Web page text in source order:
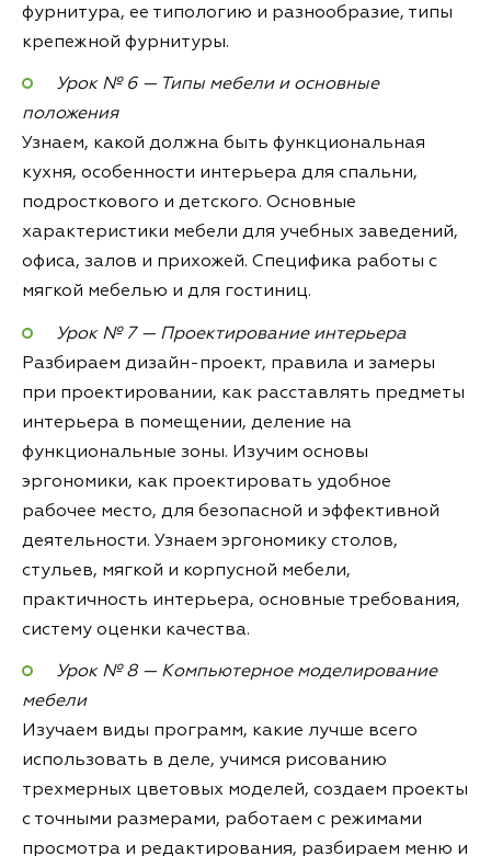
фурнитура, ее типологию и разнообразие, типы
крепежной фурнитуры.
Урок № 6 — Типы мебели и основные
положения
Узнаем, какой должна быть функциональная
кухня, особенности интерьера для спальни,
подросткового и детского. Основные
характеристики мебели для учебных заведений,
офиса, залов и прихожей. Специфика работы с
мягкой мебелью и для гостиниц.
Урок № 7 — Проектирование интерьера
Разбираем дизайн-проект, правила и замеры
при проектировании, как расставлять предметы
интерьера в помещении, деление на
функциональные зоны. Изучим основы
эргономики, как проектировать удобное
рабочее место, для безопасной и эффективной
деятельности. Узнаем эргономику столов,
стульев, мягкой и корпусной мебели,
практичность интерьера, основные требования,
систему оценки качества.
Урок № 8 — Компьютерное моделирование
мебели
Изучаем виды программ, какие лучше всего
использовать в деле, учимся рисованию
трехмерных цветовых моделей, создаем проекты
с точными размерами, работаем с режимами
просмотра и редактирования, разбираем меню и